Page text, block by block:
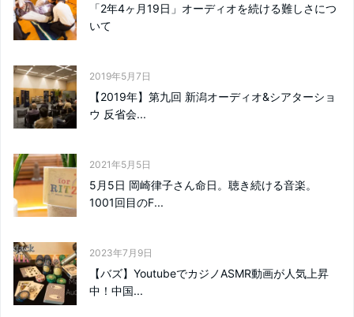
「2年4ヶ月19日」オーディオを続ける難しさにつ
いて
2019年5月7日
【2019年】第九回 新潟オーディオ&シアターショ
ウ 反省会...
2021年5月5日
5月5日 岡崎律子さん命日。聴き続ける音楽。
1001回目のF...
2023年7月9日
【バズ】YoutubeでカジノASMR動画が人気上昇
中！中国...